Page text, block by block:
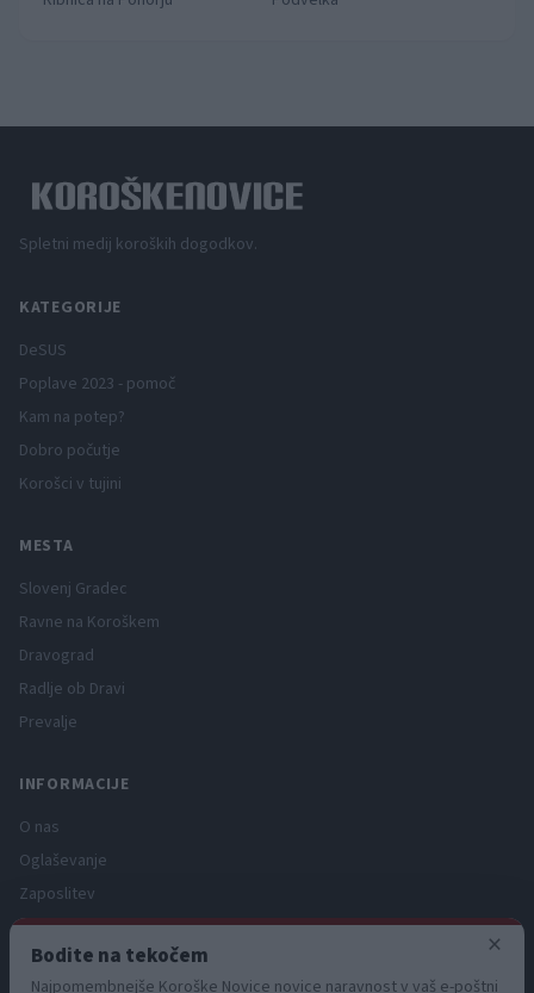
Spletni medij koroških dogodkov.
KATEGORIJE
DeSUS
Poplave 2023 - pomoč
Kam na potep?
Dobro počutje
Korošci v tujini
MESTA
Slovenj Gradec
Ravne na Koroškem
Dravograd
Radlje ob Dravi
Prevalje
INFORMACIJE
O nas
Oglaševanje
Zaposlitev
Pravno obvestilo
Zasebnost in piškotki
×
Bodite na tekočem
Najpomembnejše Koroške Novice novice naravnost v vaš e-poštni